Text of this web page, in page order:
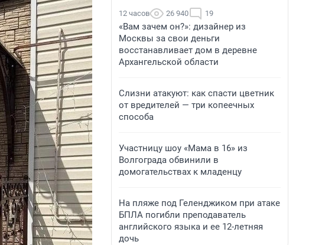
12 часов 26 940 19
«Вам зачем он?»: дизайнер из
Москвы за свои деньги
восстанавливает дом в деревне
Архангельской области
Слизни атакуют: как спасти цветник
от вредителей — три копеечных
способа
Участницу шоу «Мама в 16» из
Волгограда обвинили в
домогательствах к младенцу
На пляже под Геленджиком при атаке
БПЛА погибли преподаватель
английского языка и ее 12-летняя
дочь